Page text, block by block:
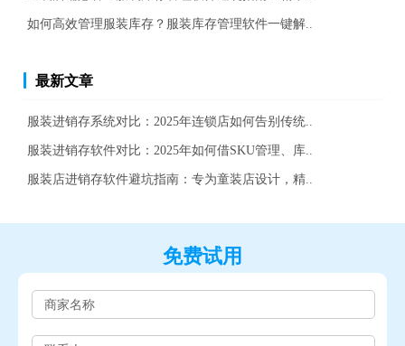
如何高效管理服装库存？服装库存管理软件一键解..
最新文章
服装进销存系统对比：2025年连锁店如何告别传统..
服装进销存软件对比：2025年如何借SKU管理、库..
服装店进销存软件避坑指南：专为童装店设计，精..
免费试用